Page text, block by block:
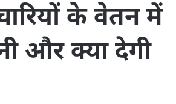
के वेतन में
और क्या देगी